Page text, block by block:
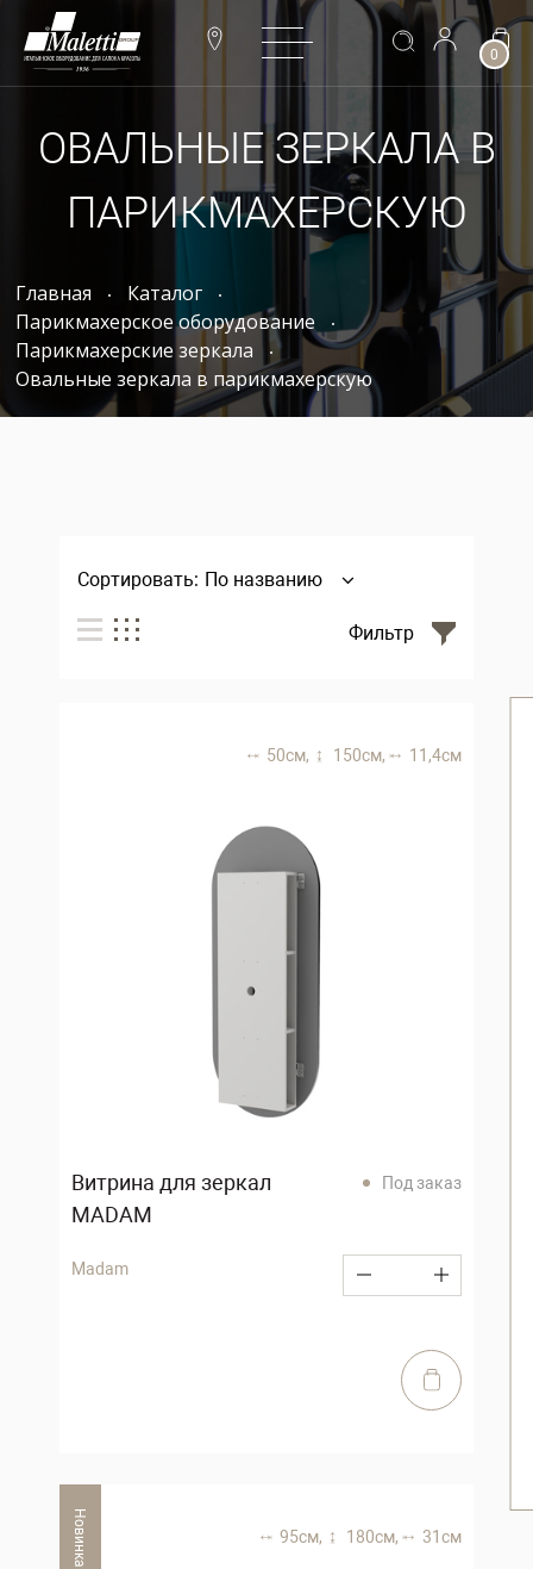
0
ОВАЛЬНЫЕ ЗЕРКАЛА В
ПАРИКМАХЕРСКУЮ
Главная
Каталог
Парикмахерское оборудование
Парикмахерские зеркала
Овальные зеркала в парикмахерскую
Сортировать: По названию
Фильтр
50 см, 150 см, 11,4 см
Витрина для зеркал
MADAM
Под заказ
Madam
Новинка 95 см, 180 см, 31 см